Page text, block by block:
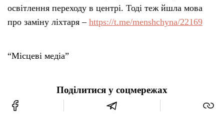
освітлення переходу в центрі. Тоді теж йшла мова
про заміну ліхтаря – https://t.me/menshchyna/22169
“Місцеві медіа”
Поділитися у соцмережах